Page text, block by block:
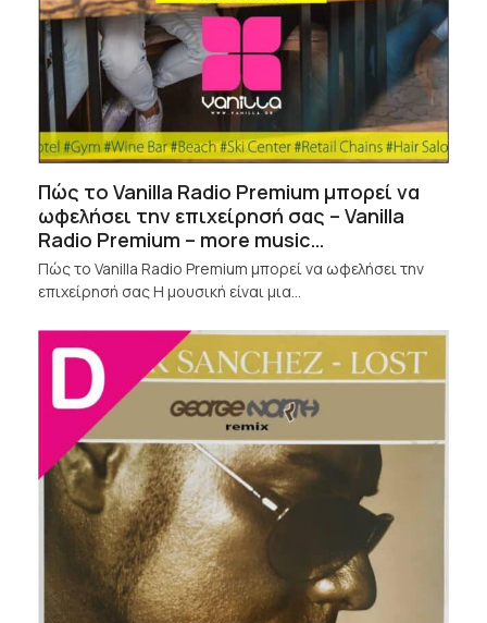
Πώς το Vanilla Radio Premium μπορεί να
ωφελήσει την επιχείρησή σας – Vanilla
Radio Premium – more music…
Πώς το Vanilla Radio Premium μπορεί να ωφελήσει την
επιχείρησή σας Η μουσική είναι μια…